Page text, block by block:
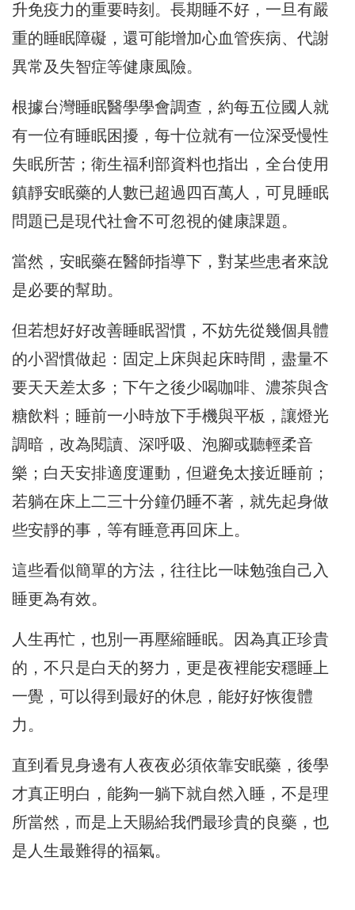
升免疫力的重要時刻。長期睡不好，一旦有嚴
重的睡眠障礙，還可能增加心血管疾病、代謝
異常及失智症等健康風險。
根據台灣睡眠醫學學會調查，約每五位國人就
有一位有睡眠困擾，每十位就有一位深受慢性
失眠所苦；衛生福利部資料也指出，全台使用
鎮靜安眠藥的人數已超過四百萬人，可見睡眠
問題已是現代社會不可忽視的健康課題。
當然，安眠藥在醫師指導下，對某些患者來說
是必要的幫助。
但若想好好改善睡眠習慣，不妨先從幾個具體
的小習慣做起：固定上床與起床時間，盡量不
要天天差太多；下午之後少喝咖啡、濃茶與含
糖飲料；睡前一小時放下手機與平板，讓燈光
調暗，改為閱讀、深呼吸、泡腳或聽輕柔音
樂；白天安排適度運動，但避免太接近睡前；
若躺在床上二三十分鐘仍睡不著，就先起身做
些安靜的事，等有睡意再回床上。
這些看似簡單的方法，往往比一味勉強自己入
睡更為有效。
人生再忙，也別一再壓縮睡眠。因為真正珍貴
的，不只是白天的努力，更是夜裡能安穩睡上
一覺，可以得到最好的休息，能好好恢復體
力。
直到看見身邊有人夜夜必須依靠安眠藥，後學
才真正明白，能夠一躺下就自然入睡，不是理
所當然，而是上天賜給我們最珍貴的良藥，也
是人生最難得的福氣。